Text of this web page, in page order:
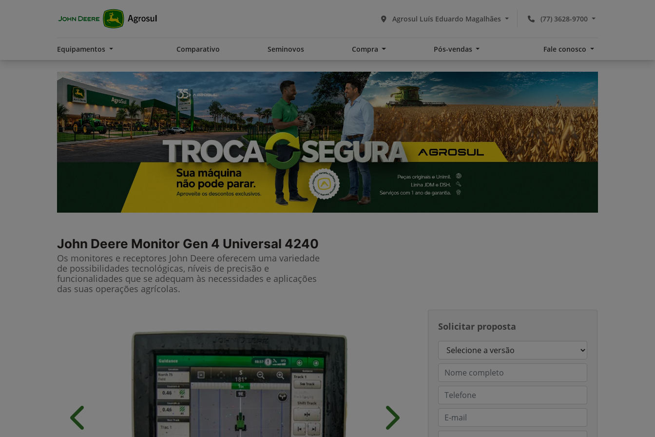
(77) 3628-9700
Agrosul Luís Eduardo Magalhães
Equipamentos Comparativo Seminovos Compra Pós-vendas Fale conosco
John Deere Monitor Gen 4 Universal 4240
Os monitores e receptores John Deere oferecem uma variedade
de possibilidades tecnológicas, níveis de precisão e
funcionalidades que se adequam às necessidades e aplicações
das suas operações agrícolas.
Solicitar proposta
Anterior Próximo